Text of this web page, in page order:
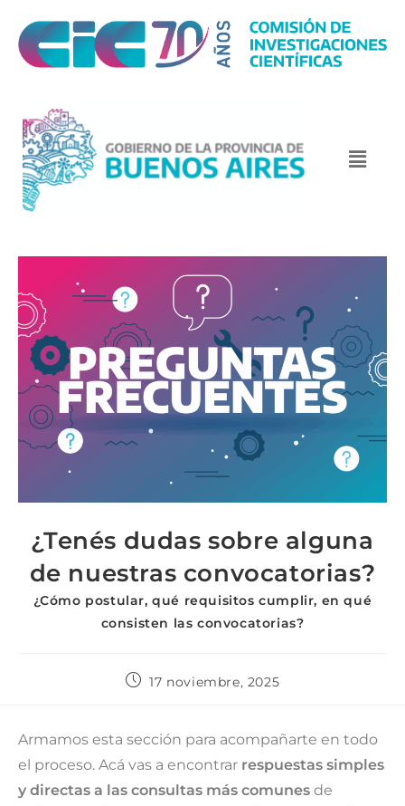
¿Tenés dudas sobre alguna
de nuestras convocatorias?
¿Cómo postular, qué requisitos cumplir, en qué
consisten las convocatorias?
17 noviembre, 2025
Armamos esta sección para acompañarte en todo
el proceso. Acá vas a encontrar respuestas simples
y directas a las consultas más comunes de